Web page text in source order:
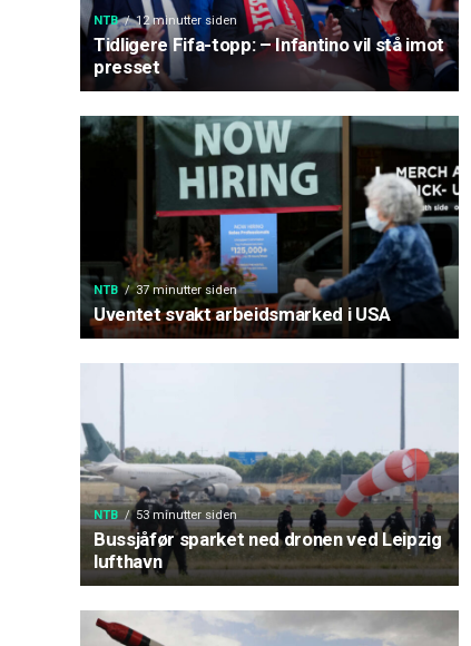
NTB 12 minutter siden
Tidligere Fifa-topp: – Infantino vil stå imot
presset
NTB 37 minutter siden
Uventet svakt arbeidsmarked i USA
NTB 53 minutter siden
Bussjåfør sparket ned dronen ved Leipzig
lufthavn